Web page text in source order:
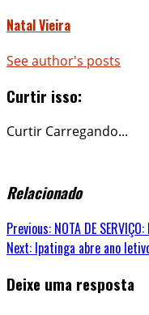
Natal Vieira
See author's posts
Curtir isso:
Curtir Carregando...
Relacionado
Continue
Reading
Previous: NOTA DE
Next: Ipatinga abre ano
Deixe uma resposta